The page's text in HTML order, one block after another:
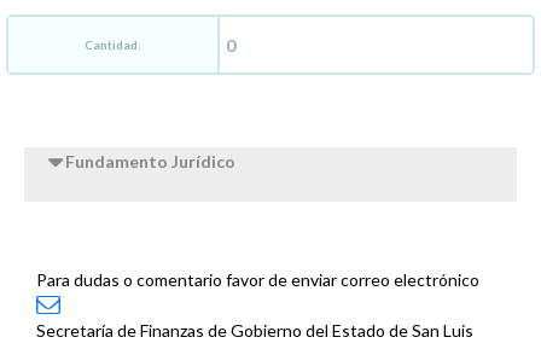
Cantidad:
Fundamento Jurídico
Para dudas o comentario favor de enviar correo electrónico
Secretaría de Finanzas de Gobierno del Estado de San Luis